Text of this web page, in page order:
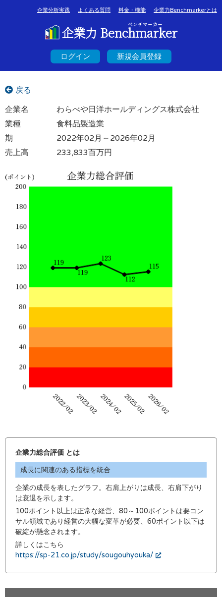
企業分析実践 よくある質問 料金・機能 企業力Benchmarkerとは
ベンチマーカー
企業力 Benchmarker
ログイン 新規会員登録
戻る
企業名
わらべや日洋ホールディングス株式会社
業種
食料品製造業
期
2022年02月～2026年02月
売上高
233,833百万円
企業力総合評価 とは
成長に関連のある指標を統合
企業の成長を表したグラフ。右肩上がりは成長、右肩下がり
は衰退を示します。
100ポイント以上は正常な経営、80～100ポイントは要コン
サル領域であり経営の大幅な変革が必要、60ポイント以下は
破綻が懸念されます。
詳しくはこちら
https://sp-21.co.jp/study/sougouhyouka/